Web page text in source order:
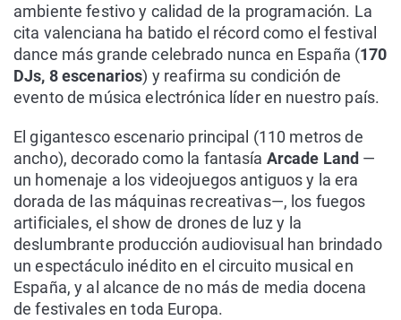
ambiente festivo y calidad de la programación. La
cita valenciana ha batido el récord como el festival
dance más grande celebrado nunca en España (170
DJs, 8 escenarios) y reafirma su condición de
evento de música electrónica líder en nuestro país.
El gigantesco escenario principal (110 metros de
ancho), decorado como la fantasía Arcade Land —
un homenaje a los videojuegos antiguos y la era
dorada de las máquinas recreativas—, los fuegos
artificiales, el show de drones de luz y la
deslumbrante producción audiovisual han brindado
un espectáculo inédito en el circuito musical en
España, y al alcance de no más de media docena
de festivales en toda Europa.